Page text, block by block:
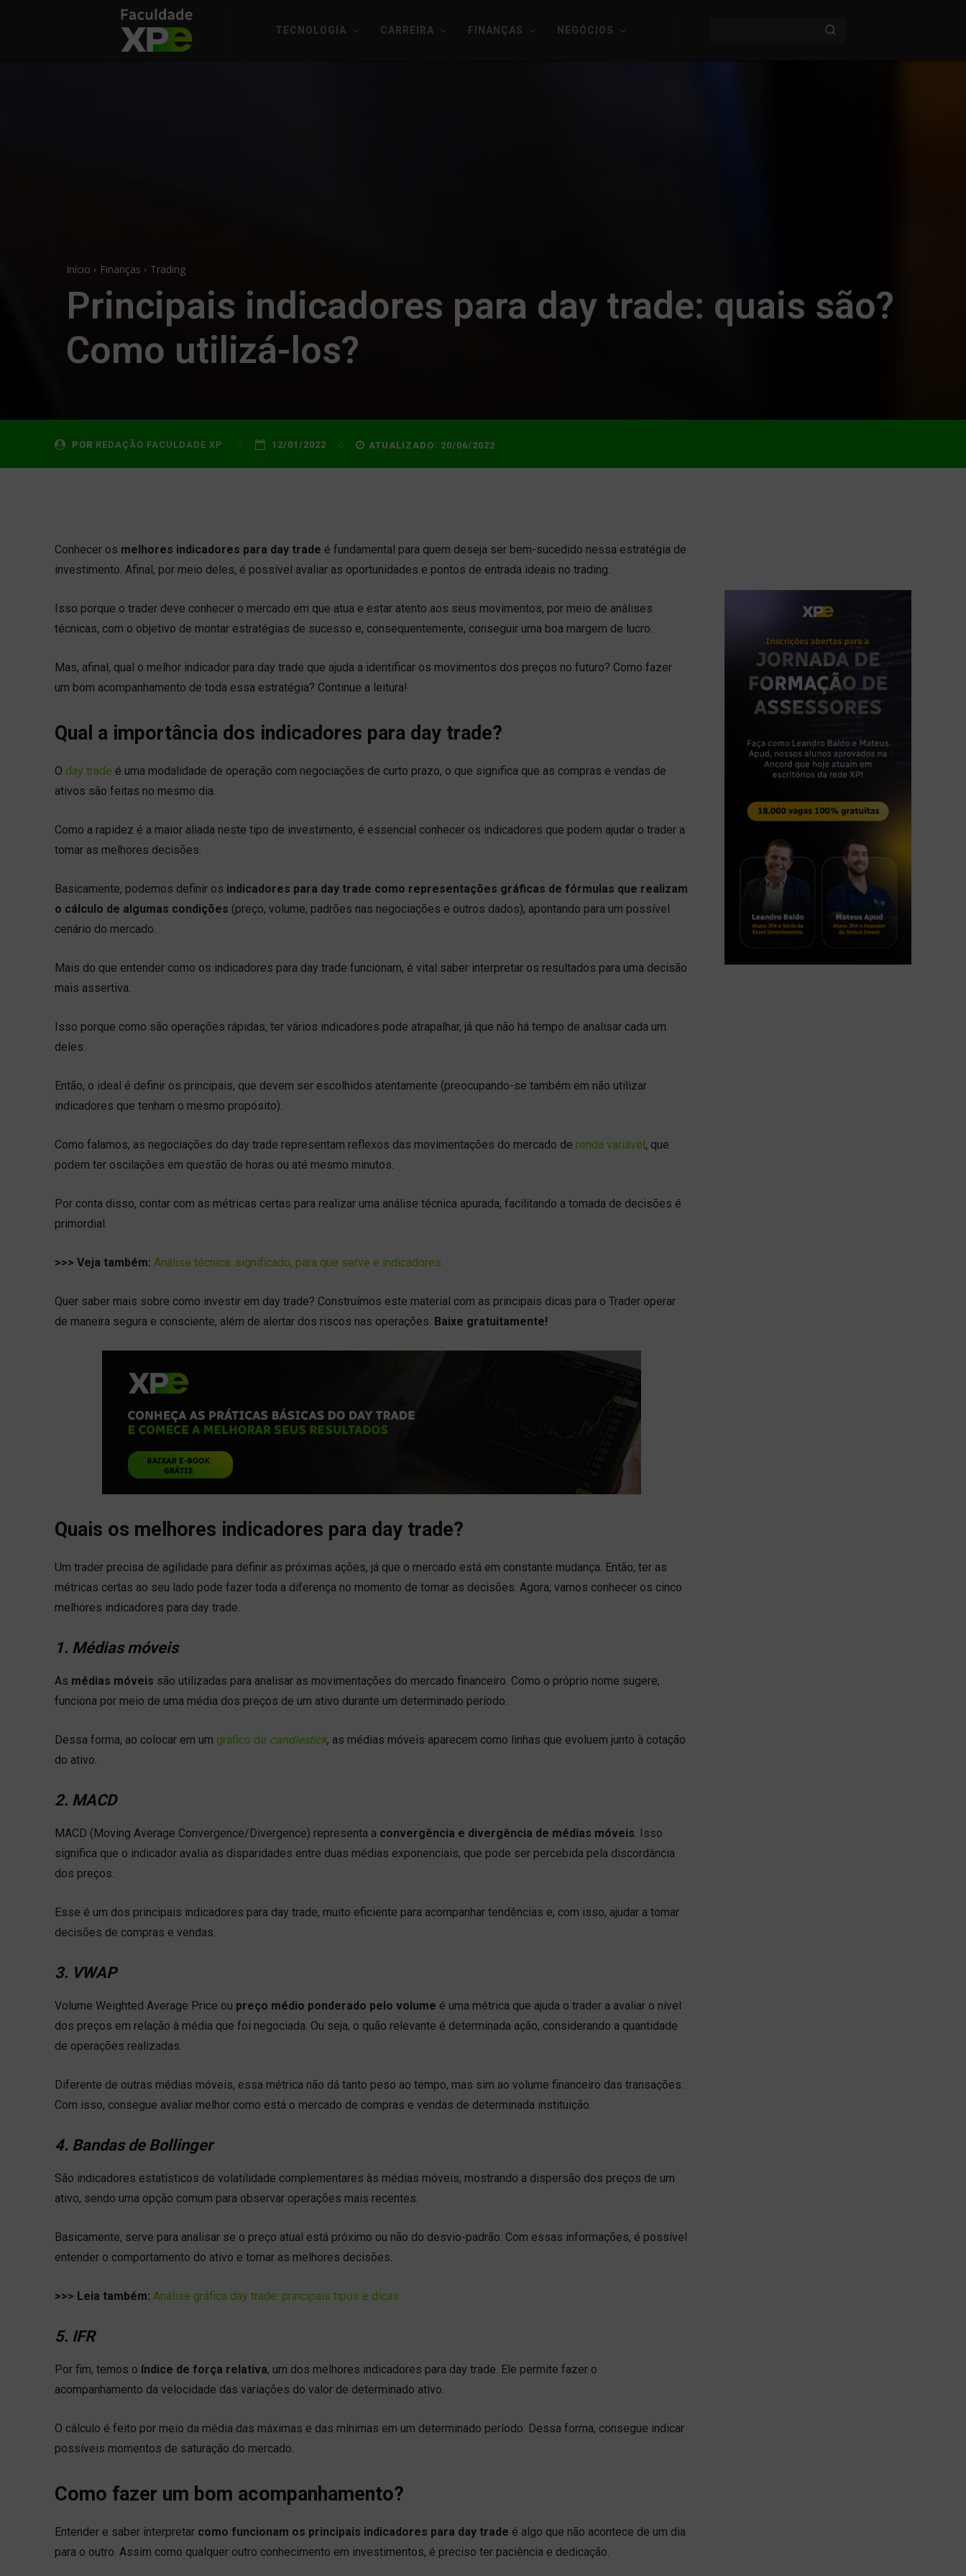
TECNOLOGIA CARREIRA FINANÇAS NEGÓCIOS
Início Finanças Trading
Principais indicadores para day trade: quais são?
Como utilizá-los?
POR REDAÇÃO FACULDADE XP 12/01/2022 ATUALIZADO: 20/06/2022
Conhecer os melhores indicadores para day trade é fundamental para quem deseja ser bem-sucedido nessa estratégia de
investimento. Afinal, por meio deles, é possível avaliar as oportunidades e pontos de entrada ideais no trading.
Isso porque o trader deve conhecer o mercado em que atua e estar atento aos seus movimentos, por meio de análises
técnicas, com o objetivo de montar estratégias de sucesso e, consequentemente, conseguir uma boa margem de lucro.
Mas, afinal, qual o melhor indicador para day trade que ajuda a identificar os movimentos dos preços no futuro? Como fazer
um bom acompanhamento de toda essa estratégia? Continue a leitura!
Qual a importância dos indicadores para day trade?
O day trade é uma modalidade de operação com negociações de curto prazo, o que significa que as compras e vendas de
ativos são feitas no mesmo dia.
Como a rapidez é a maior aliada neste tipo de investimento, é essencial conhecer os indicadores que podem ajudar o trader a
tomar as melhores decisões.
Basicamente, podemos definir os indicadores para day trade como representações gráficas de fórmulas que realizam
o cálculo de algumas condições (preço, volume, padrões nas negociações e outros dados), apontando para um possível
cenário do mercado.
Mais do que entender como os indicadores para day trade funcionam, é vital saber interpretar os resultados para uma decisão
mais assertiva.
Isso porque como são operações rápidas, ter vários indicadores pode atrapalhar, já que não há tempo de analisar cada um
deles.
Então, o ideal é definir os principais, que devem ser escolhidos atentamente (preocupando-se também em não utilizar
indicadores que tenham o mesmo propósito).
Como falamos, as negociações do day trade representam reflexos das movimentações do mercado de renda variável, que
podem ter oscilações em questão de horas ou até mesmo minutos.
Por conta disso, contar com as métricas certas para realizar uma análise técnica apurada, facilitando a tomada de decisões é
primordial.
>>> Veja também: Análise técnica: significado, para que serve e indicadores
Quer saber mais sobre como investir em day trade? Construímos este material com as principais dicas para o Trader operar
de maneira segura e consciente, além de alertar dos riscos nas operações. Baixe gratuitamente!
Quais os melhores indicadores para day trade?
Um trader precisa de agilidade para definir as próximas ações, já que o mercado está em constante mudança. Então, ter as
métricas certas ao seu lado pode fazer toda a diferença no momento de tomar as decisões. Agora, vamos conhecer os cinco
melhores indicadores para day trade.
1. Médias móveis
As médias móveis são utilizadas para analisar as movimentações do mercado financeiro. Como o próprio nome sugere,
funciona por meio de uma média dos preços de um ativo durante um determinado período.
Dessa forma, ao colocar em um gráfico de candlestick, as médias móveis aparecem como linhas que evoluem junto à cotação
do ativo.
2. MACD
MACD (Moving Average Convergence/Divergence) representa a convergência e divergência de médias móveis . Isso
significa que o indicador avalia as disparidades entre duas médias exponenciais, que pode ser percebida pela discordância
dos preços.
Esse é um dos principais indicadores para day trade, muito eficiente para acompanhar tendências e, com isso, ajudar a tomar
decisões de compras e vendas.
3. VWAP
Volume Weighted Average Price ou preço médio ponderado pelo volume é uma métrica que ajuda o trader a avaliar o nível
dos preços em relação à média que foi negociada. Ou seja, o quão relevante é determinada ação, considerando a quantidade
de operações realizadas.
Diferente de outras médias móveis, essa métrica não dá tanto peso ao tempo, mas sim ao volume financeiro das transações.
Com isso, consegue avaliar melhor como está o mercado de compras e vendas de determinada instituição.
4. Bandas de Bollinger
São indicadores estatísticos de volatilidade complementares às médias móveis, mostrando a dispersão dos preços de um
ativo, sendo uma opção comum para observar operações mais recentes.
Basicamente, serve para analisar se o preço atual está próximo ou não do desvio-padrão. Com essas informações, é possível
entender o comportamento do ativo e tomar as melhores decisões.
>>> Leia também: Análise gráfica day trade: principais tipos e dicas
5. IFR
Por fim, temos o índice de força relativa, um dos melhores indicadores para day trade. Ele permite fazer o
acompanhamento da velocidade das variações do valor de determinado ativo.
O cálculo é feito por meio da média das máximas e das mínimas em um determinado período. Dessa forma, consegue indicar
possíveis momentos de saturação do mercado.
Como fazer um bom acompanhamento?
Entender e saber interpretar como funcionam os principais indicadores para day trade é algo que não acontece de um dia
para o outro. Assim como qualquer outro conhecimento em investimentos, é preciso ter paciência e dedicação.